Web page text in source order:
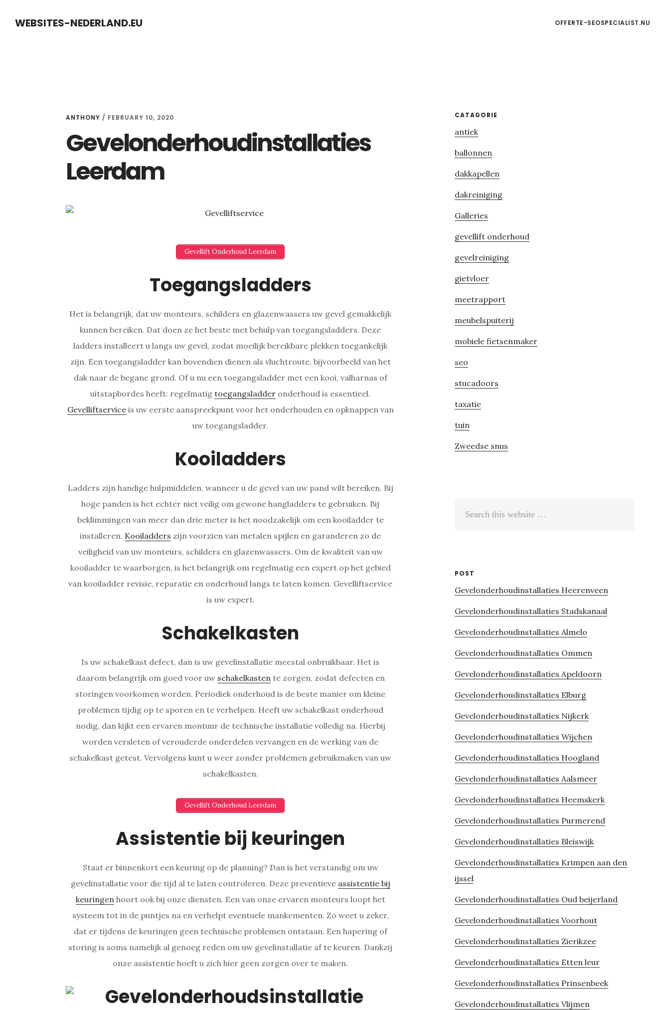
WEBSITES-NEDERLAND.EU OFFERTE-SEOSPECIALIST.NU
ANTHONY / FEBRUARY 10, 2020
Gevelonderhoudinstallaties
Leerdam
Gevellift Onderhoud Leerdam
Toegangsladders
Het is belangrijk, dat uw monteurs, schilders en glazenwassers uw gevel gemakkelijk
kunnen bereiken. Dat doen ze het beste met behulp van toegangsladders. Deze
ladders installeert u langs uw gevel, zodat moeilijk bereikbare plekken toegankelijk
zijn. Een toegangsladder kan bovendien dienen als vluchtroute, bijvoorbeeld van het
dak naar de begane grond. Of u nu een toegangsladder met een kooi, valharnas of
uitstapbordes heeft: regelmatig toegangsladder onderhoud is essentieel.
Gevelliftserviceis uw eerste aanspreekpunt voor het onderhouden en opknappen van
uw toegangsladder.
Kooiladders
Ladders zijn handige hulpmiddelen, wanneer u de gevel van uw pand wilt bereiken. Bij
hoge panden is het echter niet veilig om gewone hangladders te gebruiken. Bij
beklimmingen van meer dan drie meter is het noodzakelijk om een kooiladder te
installeren. Kooiladders zijn voorzien van metalen spijlen en garanderen zo de
veiligheid van uw monteurs, schilders en glazenwassers. Om de kwaliteit van uw
kooiladder te waarborgen, is het belangrijk om regelmatig een expert op het gebied
van kooiladder revisie, reparatie en onderhoud langs te laten komen. Gevelliftservice
is uw expert.
Schakelkasten
Is uw schakelkast defect, dan is uw gevelinstallatie meestal onbruikbaar. Het is
daarom belangrijk om goed voor uw schakelkastente zorgen, zodat defecten en
storingen voorkomen worden. Periodiek onderhoud is de beste manier om kleine
problemen tijdig op te sporen en te verhelpen. Heeft uw schakelkast onderhoud
nodig, dan kijkt een ervaren montuur de technische installatie volledig na. Hierbij
worden versleten of verouderde onderdelen vervangen en de werking van de
schakelkast getest. Vervolgens kunt u weer zonder problemen gebruikmaken van uw
schakelkasten.
Gevellift Onderhoud Leerdam
Assistentie bij keuringen
Staat er binnenkort een keuring op de planning? Dan is het verstandig om uw
gevelinstallatie voor die tijd al te laten controleren. Deze preventieve assistentie bij
keuringenhoort ook bij onze diensten. Een van onze ervaren monteurs loopt het
systeem tot in de puntjes na en verhelpt eventuele mankementen. Zo weet u zeker,
dat er tijdens de keuringen geen technische problemen ontstaan. Een hapering of
storing is soms namelijk al genoeg reden om uw gevelinstallatie af te keuren. Dankzij
onze assistentie hoeft u zich hier geen zorgen over te maken.
Primary
Sidebar
CATAGORIE
antiek
ballonnen
dakkapellen
dakreiniging
Galleries
gevellift onderhoud
gevelreiniging
gietvloer
meetrapport
meubelspuiterij
mobiele fietsenmaker
seo
stucadoors
taxatie
tuin
Zweedse snus
POST
Gevelonderhoudinstallaties Heerenveen
Gevelonderhoudinstallaties Stadskanaal
Gevelonderhoudinstallaties Almelo
Gevelonderhoudinstallaties Ommen
Gevelonderhoudinstallaties Apeldoorn
Gevelonderhoudinstallaties Elburg
Gevelonderhoudinstallaties Nijkerk
Gevelonderhoudinstallaties Wijchen
Gevelonderhoudinstallaties Hoogland
Gevelonderhoudinstallaties Aalsmeer
Gevelonderhoudinstallaties Heemskerk
Gevelonderhoudinstallaties Purmerend
Gevelonderhoudinstallaties Bleiswijk
Gevelonderhoudinstallaties Krimpen aan den
ijssel
Gevelonderhoudinstallaties Oud beijerland
Gevelonderhoudinstallaties Voorhout
Gevelonderhoudinstallaties Zierikzee
Gevelonderhoudinstallaties Etten leur
Gevelonderhoudinstallaties Prinsenbeek
Gevelonderhoudinstallaties Vlijmen